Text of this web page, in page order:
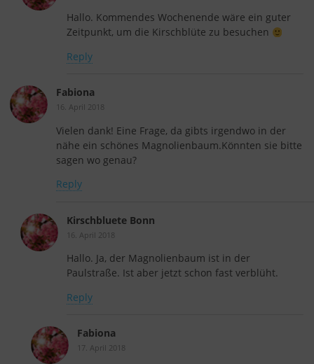
Hallo. Kommendes Wochenende wäre ein guter
Zeitpunkt, um die Kirschblüte zu besuchen
Reply
Fabiona
16. April 2018
Vielen dank! Eine Frage, da gibts irgendwo in der
nähe ein schönes Magnolienbaum.Könnten sie bitte
sagen wo genau?
Reply
Kirschbluete Bonn
16. April 2018
Hallo. Ja, der Magnolienbaum ist in der
Paulstraße. Ist aber jetzt schon fast verblüht.
Reply
Fabiona
17. April 2018